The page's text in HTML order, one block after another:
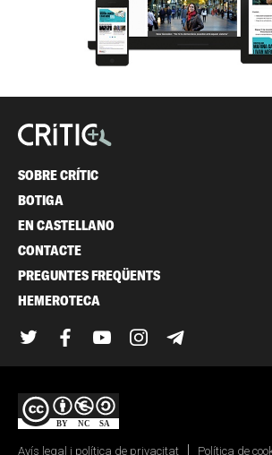
SOBRE CRÍTIC
BOTIGA
EN CASTELLANO
CONTACTE
PREGUNTES FREQÜENTS
HEMEROTECA
TwitterFacebook
YouTubeInstagram
Avís legal i política de privacitat Política de